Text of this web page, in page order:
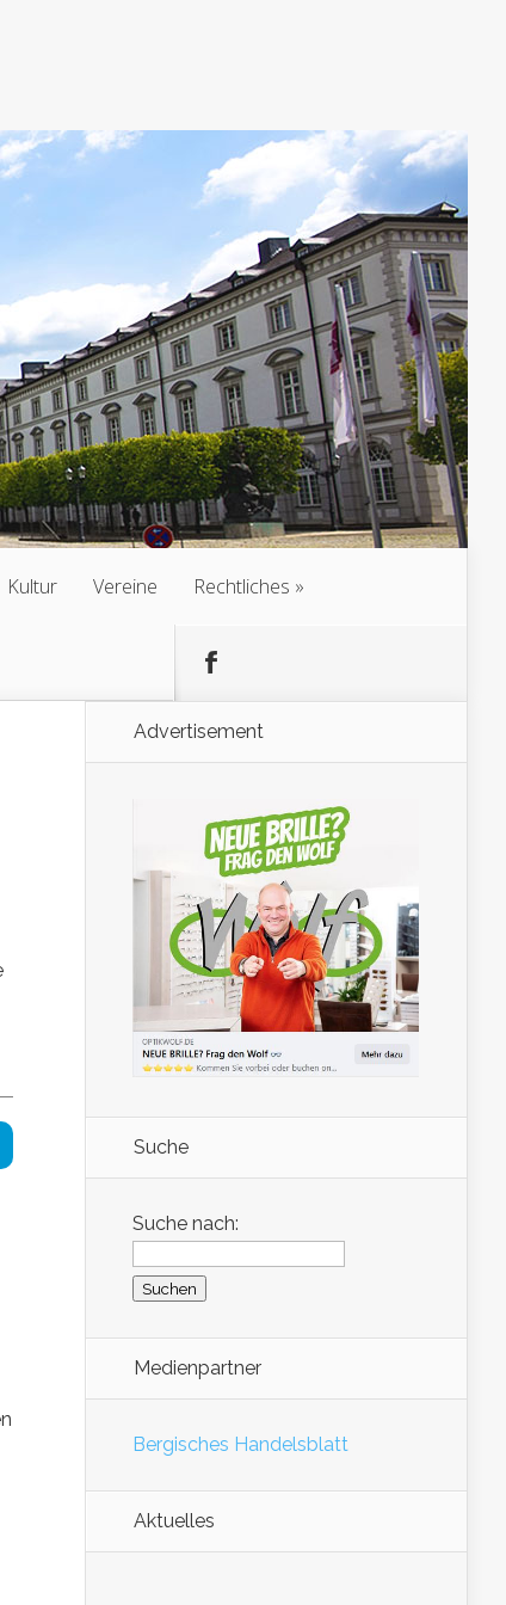
Kultur Vereine Rechtliches
Advertisement
Suche
Suche nach:
Medienpartner
Bergisches Handelsblatt
Aktuelles